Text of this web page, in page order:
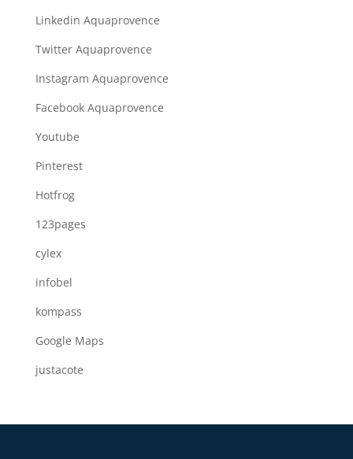
Linkedin Aquaprovence
Twitter Aquaprovence
Instagram Aquaprovence
Facebook Aquaprovence
Youtube
Pinterest
Hotfrog
123pages
cylex
infobel
kompass
Google Maps
justacote